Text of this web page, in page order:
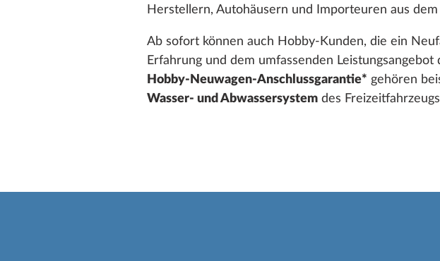
Herstellern, Autohäusern und Importeuren aus
Ab sofort können auch Hobby-Kunden, die ein
Erfahrung und dem umfassenden
Hobby-Neuwagen-Anschlussgarantie* gehören
Wasser- und Abwassersystem des